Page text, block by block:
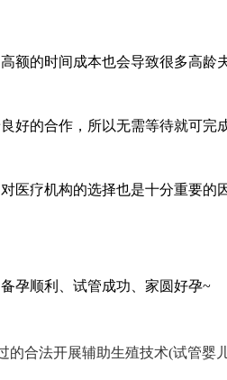
的时间成本也会导致很多高龄
的合作，所以无需等待就可完成
疗机构的选择也是十分重要的
顺利、试管成功、家圆好孕~
的合法开展辅助生殖技术(试管婴